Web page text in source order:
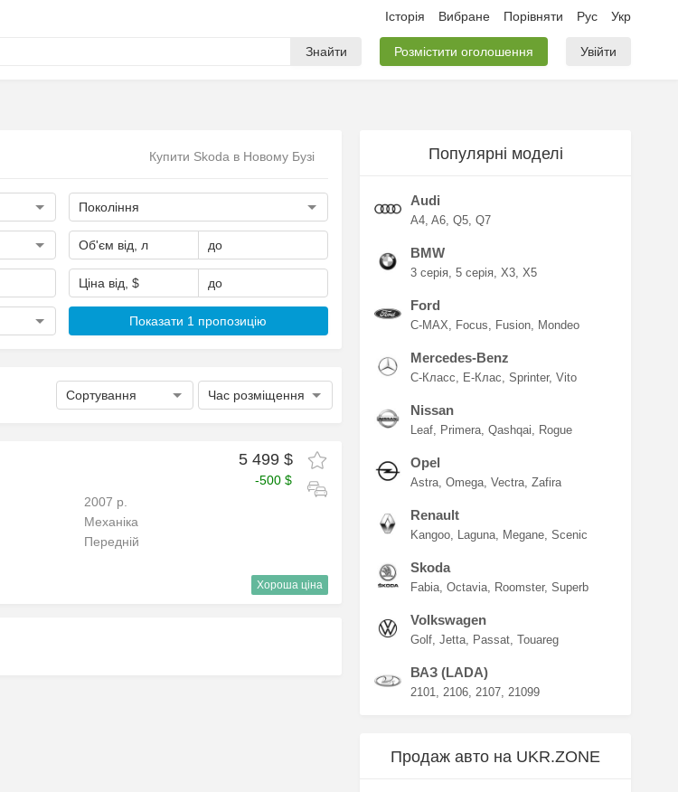
Історія Вибране Порівняти Рус Укр
Знайти Розмістити оголошення Увійти
Купити Skoda в Новому Бузі
Покоління
Об'єм від, л до
Ціна від, $ до
Показати 1 пропозицію
Сортування Час розміщення
5 499 $
-500 $
2007 р.
Механіка
Передній
Хороша ціна
Популярні моделі
Audi
A4 A6 Q5 Q7
BMW
3 серія 5 серія X3 X5
Ford
C-MAX Focus Fusion Mondeo
Mercedes-Benz
C-Класс E-Клас Sprinter Vito
Nissan
Leaf Primera Qashqai Rogue
Opel
Astra Omega Vectra Zafira
Renault
Kangoo Laguna Megane Scenic
Skoda
Fabia Octavia Roomster Superb
Volkswagen
Golf Jetta Passat Touareg
ВАЗ (LADA)
2101 2106 2107 21099
Продаж авто на UKR.ZONE